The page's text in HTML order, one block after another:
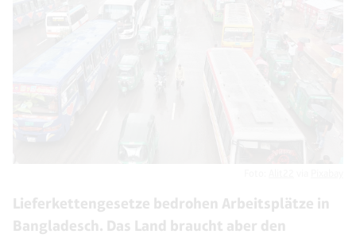
Lieferkettengesetze bedrohen Arbeitsplätze in
Bangladesch. Das Land braucht aber den